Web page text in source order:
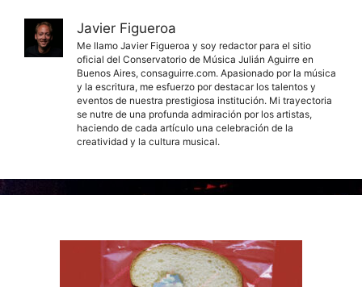
Javier Figueroa
Me llamo Javier Figueroa y soy redactor para el sitio
oficial del Conservatorio de Música Julián Aguirre en
Buenos Aires, consaguirre.com. Apasionado por la música
y la escritura, me esfuerzo por destacar los talentos y
eventos de nuestra prestigiosa institución. Mi trayectoria
se nutre de una profunda admiración por los artistas,
haciendo de cada artículo una celebración de la
creatividad y la cultura musical.